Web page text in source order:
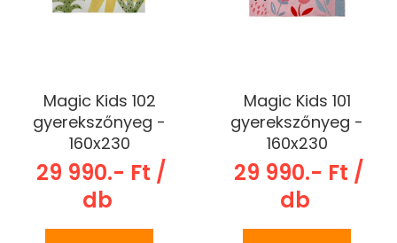
Magic Kids 102
gyerekszőnyeg -
160x230
29 990.- Ft /
db
Magic Kids 101
gyerekszőnyeg -
160x230
29 990.- Ft /
db